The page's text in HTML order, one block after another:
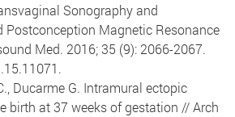
Sonography and
Postconception Magnetic Resonance
Med. 2016; 35 (9): 2066-2067.
Ducarme G. Intramural ectopic
birth at 37 weeks of gestation // Arch